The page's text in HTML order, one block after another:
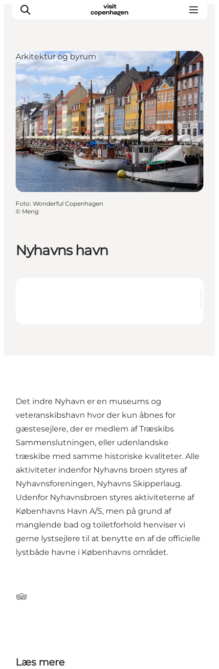
This is Copenhagen
Aktiviteter
Spis & drik
Områder
Planlæg din tur
CopenPay
Copenhagen Card
Nyhavns havn
Arkitektur og byrum
Foto: Wonderful Copenhagen
© Meng
Det indre Nyhavn er en museums og
veteranskibshavn hvor der kun åbnes for
gæstesejlere, der er medlem af Træskibs
Sammenslutningen, eller udenlandske
træskibe med samme historiske kvaliteter. Alle
aktiviteter indenfor Nyhavns broen styres af
Nyhavnsforeningen, Nyhavns Skipperlaug.
Udenfor Nyhavnsbroen styres aktiviteterne af
Københavns Havn A/S, men på grund af
manglende bad og toiletforhold henviser vi
gerne lystsejlere til at benytte en af de officielle
lystbåde havne i Københavns området.
Tripadvisor
Læs mere